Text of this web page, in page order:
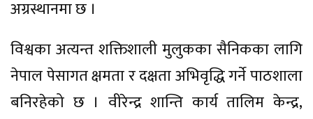
अग्रस्थानमा छ ।
विश्वका अत्यन्त शक्तिशाली मुलुकका सैनिकका लागि
नेपाल पेसागत क्षमता र दक्षता अभिवृद्धि गर्ने पाठशाला
बनिरहेको छ । वीरेन्द्र शान्ति कार्य तालिम केन्द्र,